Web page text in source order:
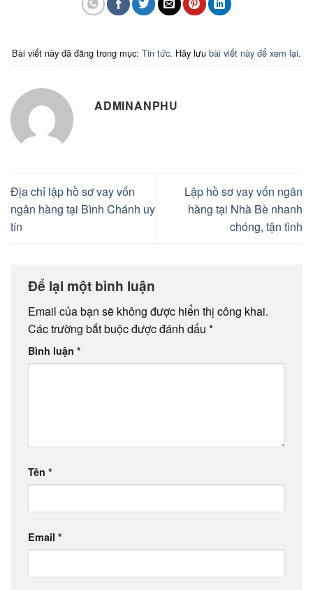
Bài viết này đã đăng trong mục: Tin tức. Hãy lưu bài viết này để xem lại.
ADMINANPHU
Địa chỉ lập hồ sơ vay vốn
ngân hàng tại Bình Chánh uy
tín
Lập hồ sơ vay vốn ngân
hàng tại Nhà Bè nhanh
chóng, tận tình
Để lại một bình luận
Email của bạn sẽ không được hiển thị công khai.
Các trường bắt buộc được đánh dấu *
Bình luận *
Tên *
Email *